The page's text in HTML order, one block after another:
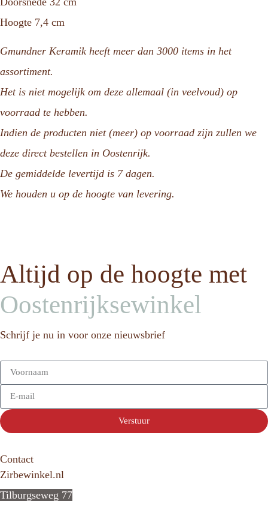
Hoogte 7,4 cm
Gmundner Keramik heeft meer dan 3000 items in het
assortiment.
Het is niet mogelijk om deze allemaal (in veelvoud) op
voorraad te hebben.
Indien de producten niet (meer) op voorraad zijn zullen we
deze direct bestellen in Oostenrijk.
De gemiddelde levertijd is 7 dagen.
We houden u op de hoogte van levering.
Altijd op de hoogte met
Oostenrijksewinkel
Schrijf je nu in voor onze nieuwsbrief
Verstuur
Contact
Zirbewinkel.nl
Tilburgseweg 77